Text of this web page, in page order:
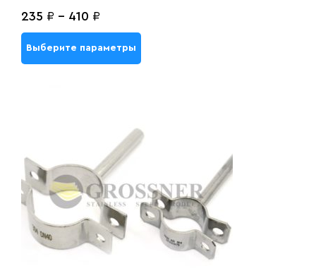
235 ₽ - 410 ₽
Выберите параметры